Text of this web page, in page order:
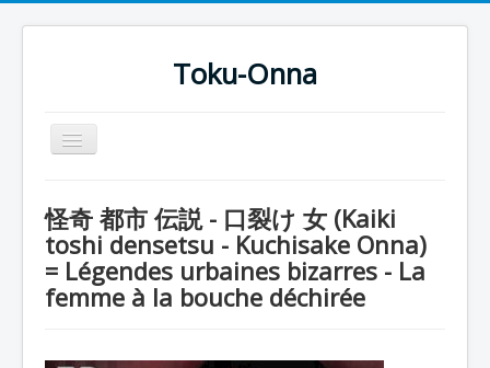
Toku-Onna
Basculer
la
Toku-Actrices
Toku-Critiques
Séries
怪奇 都市 伝説 - 口裂け 女 (Kaiki
toshi densetsu - Kuchisake Onna)
= Légendes urbaines bizarres - La
femme à la bouche déchirée